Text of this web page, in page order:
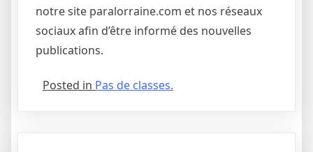
notre site paralorraine.com et nos réseaux
sociaux afin d’être informé des nouvelles
publications.
Posted in Pas de classes.